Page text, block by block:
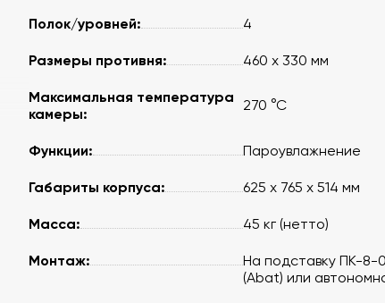
Полок/уровней: 4
Размеры противня: 460 х 330 мм
Максимальная температура
камеры:
270 °C
Функции: Пароувлажнение
Габариты корпуса: 625 х 765 х 514 мм
Масса: 45 кг (нетто)
Монтаж:
На подставку ПК-8-
(Abat) или